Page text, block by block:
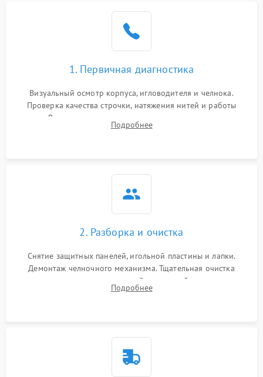
1. Первичная диагностика
Визуальный осмотр корпуса, игловодителя и челнока.
Проверка качества строчки, натяжения нитей и работы
педали. Выявление посторонних стуков, пропусков стежков,
обрывов нити или заклинивания механизмов на тестовом
Подробнее
2. Разборка и очистка
Снятие защитных панелей, игольной пластины и лапки.
Демонтаж челночного механизма. Тщательная очистка
внутренних узлов от скопившейся тканевой пыли, очесов,
остатков старой смазки и обрывков нитей с помощью
Подробнее